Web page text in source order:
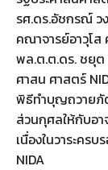
รศ.ดร.อัชกรณ์
คณาจารย์อาวุโ
พล.ต.ต.ดร. ชยุต
ศาสน ศาสตร์
พิธีทำบุญถวายภั
ส่วนกุศลให้กับอา
เนื่องในวาระคร
NIDA